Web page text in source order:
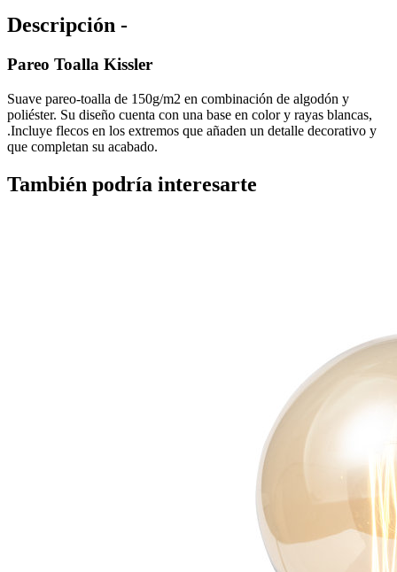
Descripción -
Pareo Toalla Kissler
Suave pareo-toalla de 150g/m2 en combinación de algodón y
poliéster. Su diseño cuenta con una base en color y rayas blancas,
.Incluye flecos en los extremos que añaden un detalle decorativo y
que completan su acabado.
También podría interesarte